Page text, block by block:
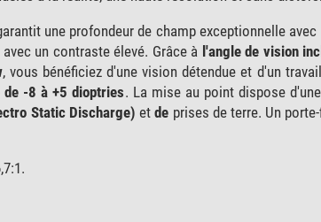
une profondeur de champ exceptionnelle
un contraste élevé. Grâce à l'angle de vision
, vous bénéficiez d'une vision détendue et d'un
-8 à +5 dioptries. La mise au point dispose
Static Discharge) etde prises de terre. Un